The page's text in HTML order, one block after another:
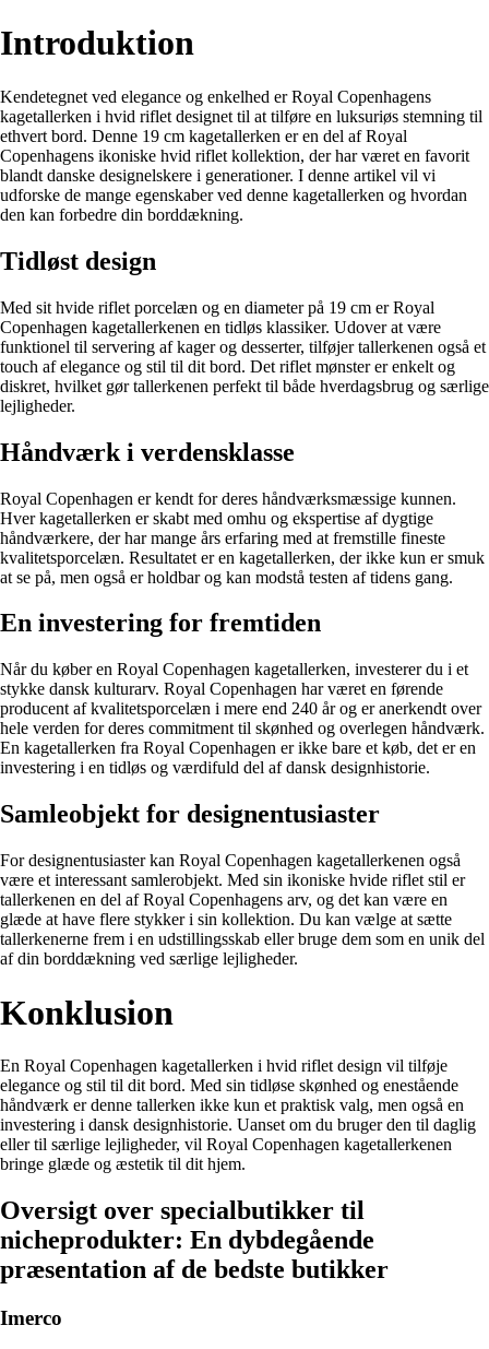
Introduktion
Kendetegnet ved elegance og enkelhed er Royal Copenhagens
kagetallerken i hvid riflet designet til at tilføre en luksuriøs stemning til
ethvert bord. Denne 19 cm kagetallerken er en del af Royal
Copenhagens ikoniske hvid riflet kollektion, der har været en favorit
blandt danske designelskere i generationer. I denne artikel vil vi
udforske de mange egenskaber ved denne kagetallerken og hvordan
den kan forbedre din borddækning.
Tidløst design
Med sit hvide riflet porcelæn og en diameter på 19 cm er Royal
Copenhagen kagetallerkenen en tidløs klassiker. Udover at være
funktionel til servering af kager og desserter, tilføjer tallerkenen også et
touch af elegance og stil til dit bord. Det riflet mønster er enkelt og
diskret, hvilket gør tallerkenen perfekt til både hverdagsbrug og særlige
lejligheder.
Håndværk i verdensklasse
Royal Copenhagen er kendt for deres håndværksmæssige kunnen.
Hver kagetallerken er skabt med omhu og ekspertise af dygtige
håndværkere, der har mange års erfaring med at fremstille fineste
kvalitetsporcelæn. Resultatet er en kagetallerken, der ikke kun er smuk
at se på, men også er holdbar og kan modstå testen af tidens gang.
En investering for fremtiden
Når du køber en Royal Copenhagen kagetallerken, investerer du i et
stykke dansk kulturarv. Royal Copenhagen har været en førende
producent af kvalitetsporcelæn i mere end 240 år og er anerkendt over
hele verden for deres commitment til skønhed og overlegen håndværk.
En kagetallerken fra Royal Copenhagen er ikke bare et køb, det er en
investering i en tidløs og værdifuld del af dansk designhistorie.
Samleobjekt for designentusiaster
For designentusiaster kan Royal Copenhagen kagetallerkenen også
være et interessant samlerobjekt. Med sin ikoniske hvide riflet stil er
tallerkenen en del af Royal Copenhagens arv, og det kan være en
glæde at have flere stykker i sin kollektion. Du kan vælge at sætte
tallerkenerne frem i en udstillingsskab eller bruge dem som en unik del
af din borddækning ved særlige lejligheder.
Konklusion
En Royal Copenhagen kagetallerken i hvid riflet design vil tilføje
elegance og stil til dit bord. Med sin tidløse skønhed og enestående
håndværk er denne tallerken ikke kun et praktisk valg, men også en
investering i dansk designhistorie. Uanset om du bruger den til daglig
eller til særlige lejligheder, vil Royal Copenhagen kagetallerkenen
bringe glæde og æstetik til dit hjem.
Oversigt over specialbutikker til
nicheprodukter: En dybdegående
præsentation af de bedste butikker
Imerco